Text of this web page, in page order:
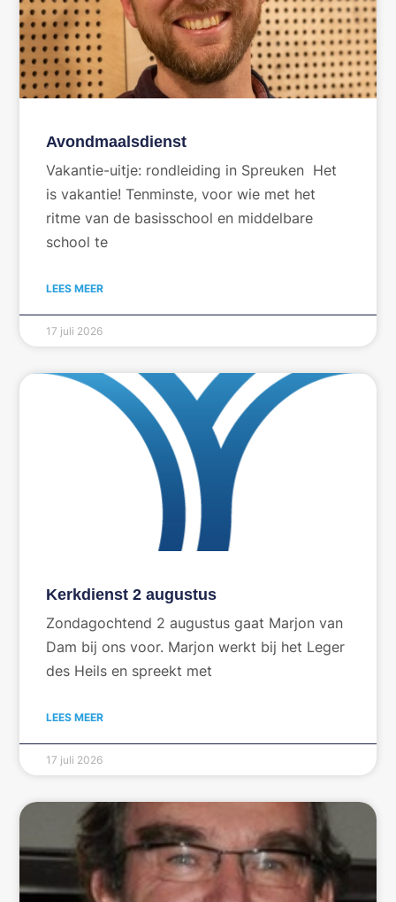
Avondmaalsdienst
Vakantie-uitje: rondleiding in Spreuken Het
is vakantie! Tenminste, voor wie met het
ritme van de basisschool en middelbare
school te
LEES MEER
17 juli 2026
Kerkdienst 2 augustus
Zondagochtend 2 augustus gaat Marjon van
Dam bij ons voor. Marjon werkt bij het Leger
des Heils en spreekt met
LEES MEER
17 juli 2026